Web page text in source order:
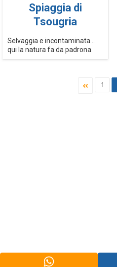
Spiaggia di
Tsougria
Selvaggia e incontaminata ..
qui la natura fa da padrona
1